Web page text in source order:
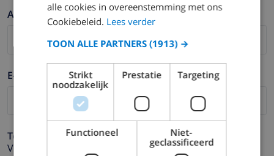
Achternaam *
E-mail *
Telefoonnummer *
Voor het geval dat uw e-mail adres niet correct werkt.
alle cookies in overeenstemming met ons
Cookiebeleid. Lees verder
TOON ALLE PARTNERS(1913) →
Strikt
noodzakelijk
Prestatie Targeting
Functioneel
Niet-
geclassificeerd